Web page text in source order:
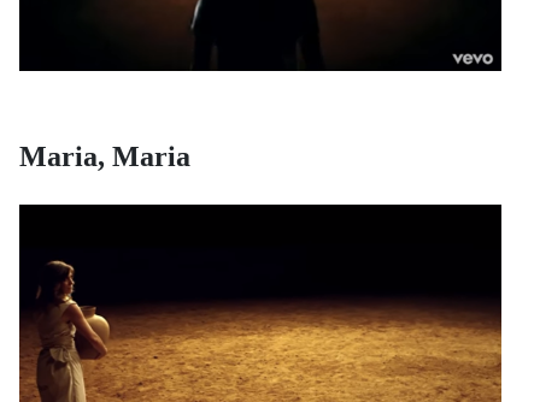
Maria, Maria